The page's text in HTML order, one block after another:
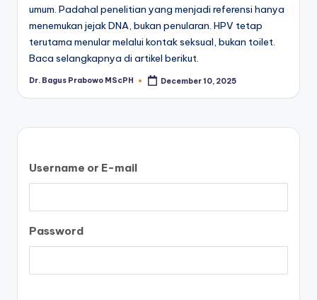
umum. Padahal penelitian yang menjadi referensi hanya
menemukan jejak DNA, bukan penularan. HPV tetap
terutama menular melalui kontak seksual, bukan toilet.
Baca selangkapnya di artikel berikut.
Posted
Dr. Bagus Prabowo MScPH December 10, 2025
Username or E-mail
Password